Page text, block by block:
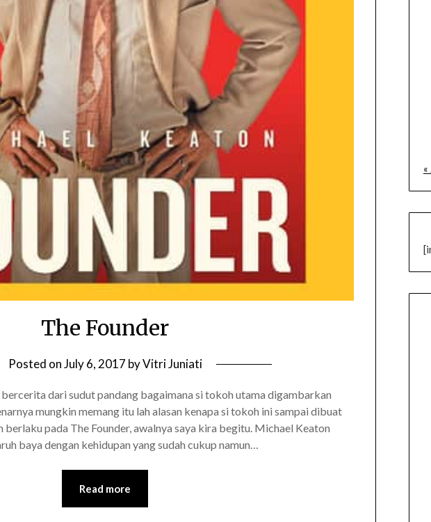
The Founder
Posted onJuly 6, 2017 byVitri Juniati
dari sudut pandang bagaimana si tokoh utama digambarkan
mungkin memang itu lah alasan kenapa si tokoh ini sampai dibuat
berlaku pada The Founder, awalnya saya kira begitu. Michael Keaton
baya dengan kehidupan yang sudah cukup namun…
Read more
«